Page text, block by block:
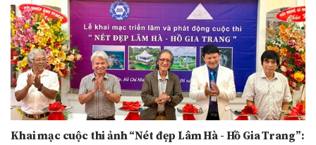
Khai mạc cuộc thi ảnh “Nét đẹp Lâm Hà - Hồ Gia Trang”: